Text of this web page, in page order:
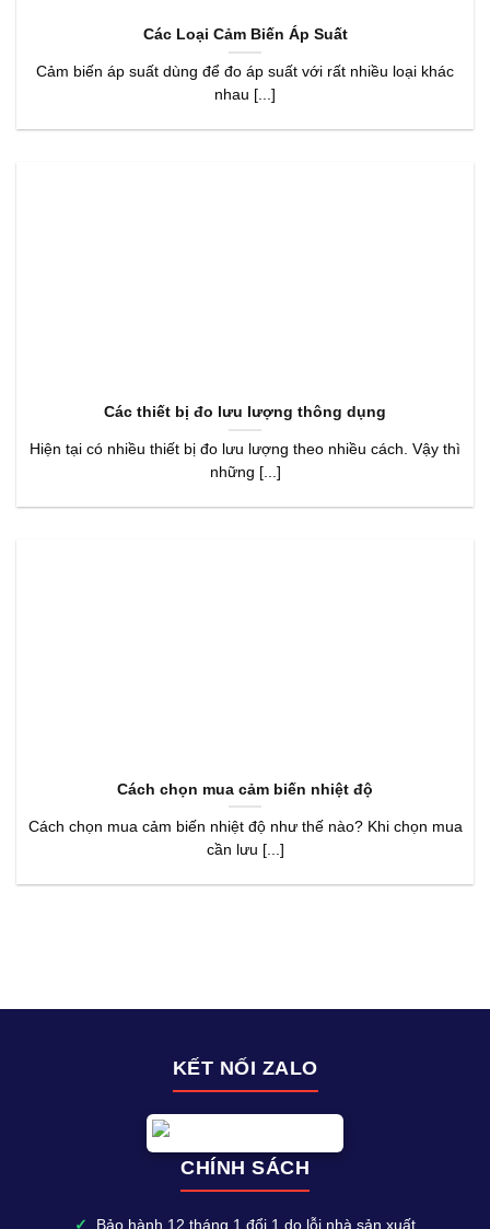
Các Loại Cảm Biến Áp Suất
Cảm biến áp suất dùng để đo áp suất với rất nhiều loại khác
nhau [...]
Các thiết bị đo lưu lượng thông dụng
Hiện tại có nhiều thiết bị đo lưu lượng theo nhiều cách. Vậy thì
những [...]
Cách chọn mua cảm biến nhiệt độ
Cách chọn mua cảm biến nhiệt độ như thế nào? Khi chọn mua
cần lưu [...]
KẾT NỐI ZALO
CHÍNH SÁCH
✓ Bảo hành 12 tháng 1 đổi 1 do lỗi nhà sản xuất